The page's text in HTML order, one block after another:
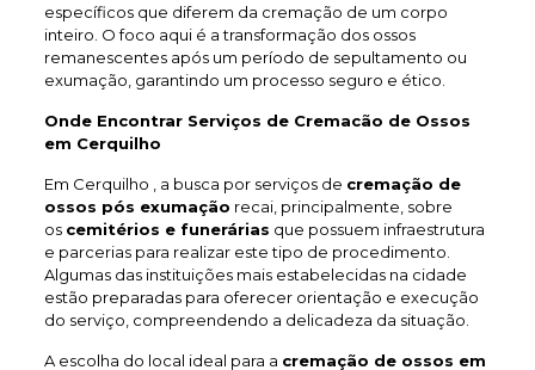
específicos que diferem da cremação de um corpo
inteiro. O foco aqui é a transformação dos ossos
remanescentes após um período de sepultamento ou
exumação, garantindo um processo seguro e ético.
Onde Encontrar Serviços de Cremacão de Ossos
em Cerquilho
Em Cerquilho , a busca por serviços de cremação de
ossos pós exumação recai, principalmente, sobre
os cemitérios e funerárias que possuem infraestrutura
e parcerias para realizar este tipo de procedimento.
Algumas das instituições mais estabelecidas na cidade
estão preparadas para oferecer orientação e execução
do serviço, compreendendo a delicadeza da situação.
A escolha do local ideal para a cremação de ossos em